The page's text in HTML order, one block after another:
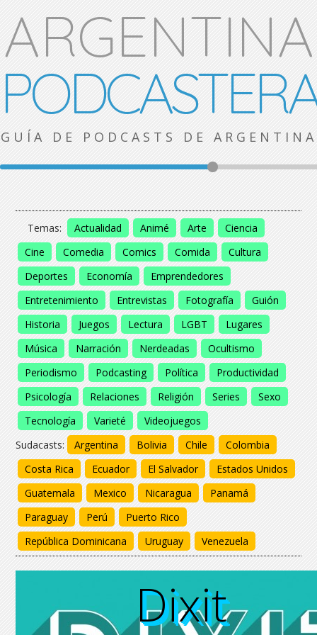
ARGENTINA
GUÍA DE PODCASTS DE ARGENTINA
Temas: Actualidad Animé Arte
Ciencia
Cine
Comedia Comics Comida
Cultura
Deportes
Economía
Emprendedores
Entretenimiento
Entrevistas Fotografía
Guión
Historia
Juegos Lectura LGBT
Lugares
Música
Narración Nerdeadas
Ocultismo
Periodismo
Podcasting Política
Productividad
Psicología
Relaciones Religión Series
Sexo
Tecnología
Varieté
Videojuegos
Sudacasts:
Argentina Bolivia Chile
Colombia
Costa Rica
Ecuador El Salvador
Estados Unidos
Guatemala
Mexico Nicaragua
Panamá
Paraguay
Perú
Puerto Rico
República Dominicana
Uruguay Venezuela
Dixit
Dixit
Dixit
Dixit